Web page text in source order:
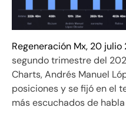
Regeneración Mx, 20 julio
segundo trimestre del
Charts, Andrés Manuel
posiciones y se fijó en el
más escuchados de